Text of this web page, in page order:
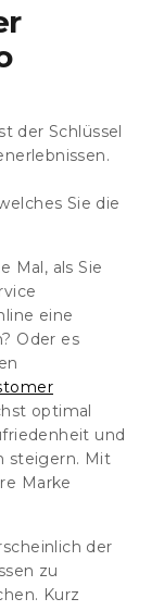
der Schlüssel
Sie die
Mal, als Sie
eine
Oder es
optimal
und
steigern. Mit
Marke
der
zu
Kurz